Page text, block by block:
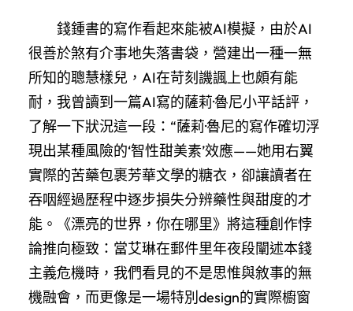
錢鍾書的寫作看起來能被AI模擬，由於AI
很善於煞有介事地失落書袋，營建出一種一無
所知的聰慧樣兒，AI在苛刻譏諷上也頗有能
耐，我曾讀到一篇AI寫的薩莉·魯尼小平話評，
了解一下狀況這一段：“薩莉·魯尼的寫作確切浮
現出某種風險的‘智性甜美素’效應——她用右翼
實際的苦藥包裹芳華文學的糖衣，卻讓讀者在
吞咽經過歷程中逐步損失分辨藥性與甜度的才
能。《漂亮的世界，你在哪里》將這種創作悖
論推向極致：當艾琳在郵件里年夜段闡述本錢
主義危機時，我們看見的不是思惟與敘事的無
機融會，而更像是一場特別design的實際櫥窗